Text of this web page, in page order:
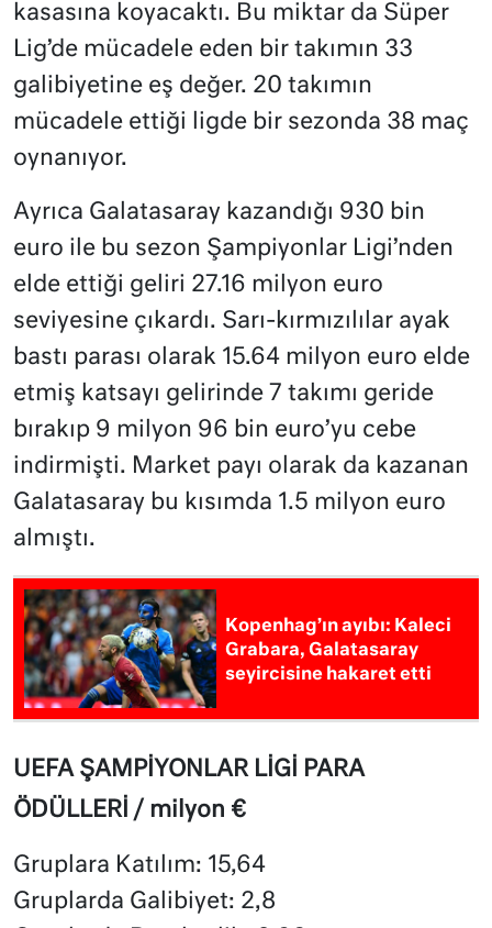
kasasına koyacaktı. Bu miktar da Süper
Lig’de mücadele eden bir takımın 33
galibiyetine eş değer. 20 takımın
mücadele ettiği ligde bir sezonda 38 maç
oynanıyor.
Ayrıca Galatasaray kazandığı 930 bin
euro ile bu sezon Şampiyonlar Ligi’nden
elde ettiği geliri 27.16 milyon euro
seviyesine çıkardı. Sarı-kırmızılılar ayak
bastı parası olarak 15.64 milyon euro elde
etmiş katsayı gelirinde 7 takımı geride
bırakıp 9 milyon 96 bin euro’yu cebe
indirmişti. Market payı olarak da kazanan
Galatasaray bu kısımda 1.5 milyon euro
almıştı.
Kopenhag’ın ayıbı: Kaleci
Grabara, Galatasaray
seyircisine hakaret etti
UEFA ŞAMPİYONLAR LİGİ PARA
ÖDÜLLERİ / milyon €
Gruplara Katılım: 15,64
Gruplarda Galibiyet: 2,8